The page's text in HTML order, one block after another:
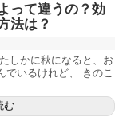
って違うの？効
法は？
しかに秋になると、お
でいるけれど、 きのこ
む